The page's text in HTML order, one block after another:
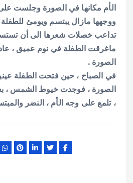
الأم مكانها في الصورة وجلست
ووجهها مازال يبتسم ويومئ للطفلة
تداعب خصلات شعرها الى أن
ماغرقت الطفلة في نوم عميق ،
الصورة .
في الصباح ، حين فتحت الطفلة
الصورة ، فوجدت خيوط الشمس ،
، تلمع على وجه الأم ، النضر